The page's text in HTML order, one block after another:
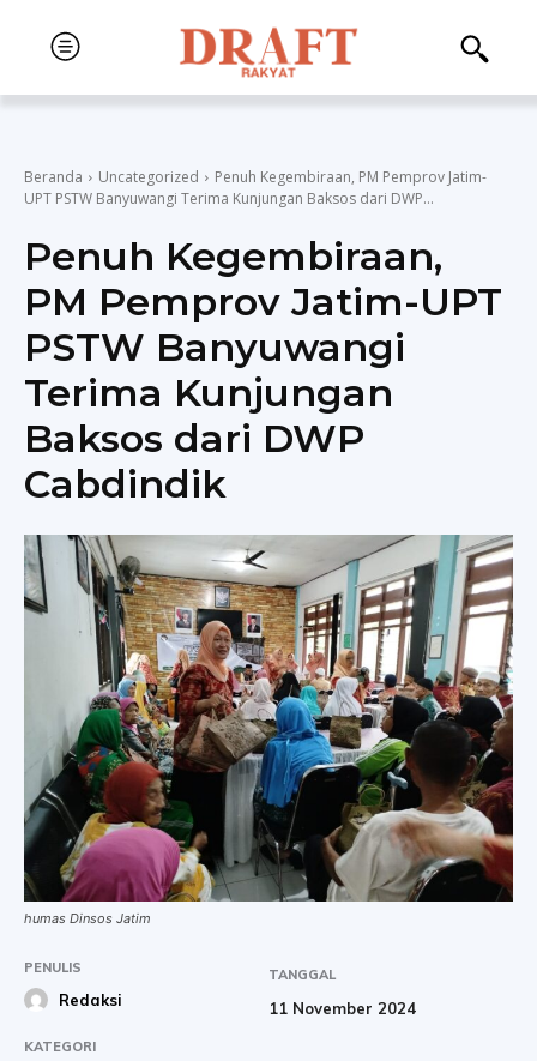
Beranda Uncategorized
Penuh Kegembiraan, PM Pemprov Jatim-
UPT PSTW Banyuwangi Terima Kunjungan Baksos dari DWP...
Penuh Kegembiraan,
PM Pemprov Jatim-UPT
PSTW Banyuwangi
Terima Kunjungan
Baksos dari DWP
Cabdindik
humas Dinsos Jatim
PENULIS
Redaksi
TANGGAL
11 November 2024
KATEGORI